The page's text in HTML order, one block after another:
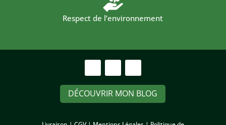
Respect de l’environnement
DÉCOUVRIR MON BLOG